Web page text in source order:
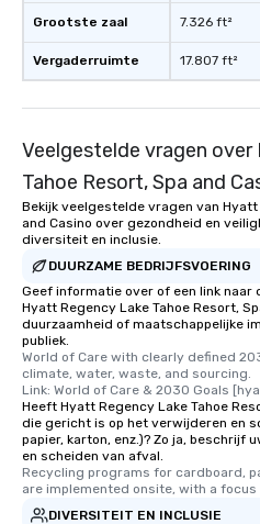
Grootste zaal
Vergaderruimte
7.326 ft²
17.807 ft²
Veelgestelde vragen
Tahoe Resort, Spa and
Bekijk veelgestelde vragen van Hyatt
and Casino over gezondheid en
diversiteit en inclusie.
DUURZAME BEDRIJFSVOERING
Geef informatie over of een link
Hyatt Regency Lake Tahoe Resort,
duurzaamheid of maatschappelijke
publiek.
World of Care with clearly defined
climate, water, waste, and sourcing.
Link: World of Care & 2030 Goals
Heeft Hyatt Regency Lake Tahoe
die gericht is op het verwijderen en
papier, karton, enz.)? Zo ja, beschrijf
en scheiden van afval.
Recycling programs for cardboard,
are implemented onsite, with a
DIVERSITEIT EN INCLUSIE